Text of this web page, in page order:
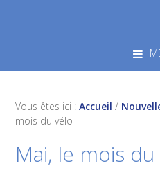
Vous êtes ici :Accueil /
mois du vélo
Mai, le mois